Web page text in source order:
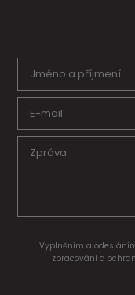
Vyplněním a
zpracování a